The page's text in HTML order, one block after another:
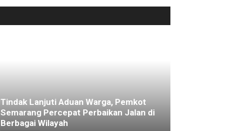
Tindak Lanjuti Aduan Warga, Pemkot
Semarang Percepat Perbaikan Jalan di
Berbagai Wilayah